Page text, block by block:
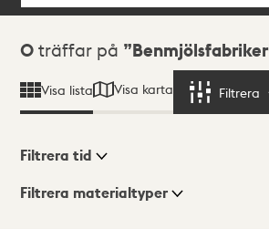
Sökresultat
0 träffar på Benmjölsfabriker
Visa lista Visa karta Filtrera
Visningsläge
Filtrera tid
Filtrera materialtyper